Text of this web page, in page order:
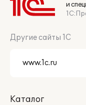
и
Другие сайты 1С
Каталог